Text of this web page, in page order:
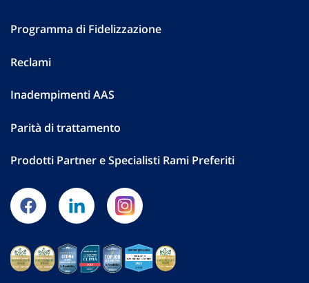
Programma di Fidelizzazione
Reclami
Inadempimenti AAS
Parità di trattamento
Prodotti Partner e Specialisti Rami Preferiti